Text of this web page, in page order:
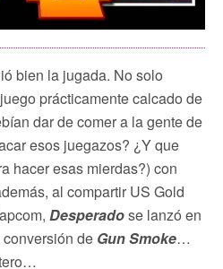
bien la jugada. No solo
prácticamente calcado de
dar de comer a la gente de
esos juegazos? ¿Y que
hacer esas mierdas?) con
al compartir US Gold
Desperadose lanzó en
de Gun Smoke…